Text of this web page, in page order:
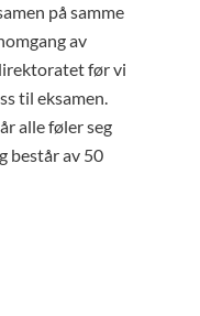
på samme
av
før vi
til eksamen.
alle føler seg
består av 50